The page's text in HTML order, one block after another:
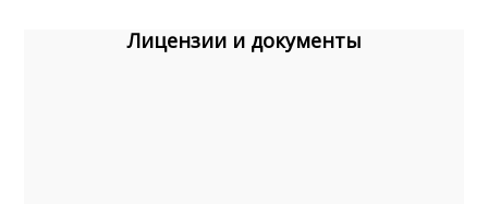
Лицензии и документы